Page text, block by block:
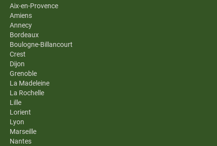
Aix-en-Provence
Amiens
Annecy
Bordeaux
Boulogne-Billancourt
Crest
Dijon
Grenoble
La Madeleine
La Rochelle
Lille
Lorient
Lyon
Marseille
Nantes